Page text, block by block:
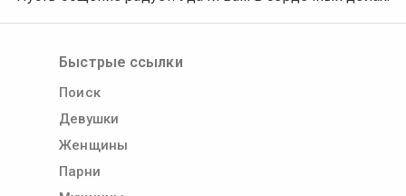
Быстрые ссылки
Поиск
Девушки
Женщины
Парни